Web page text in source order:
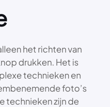
het richten van
drukken. Het is
technieken en
foto’s
technieken zijn de